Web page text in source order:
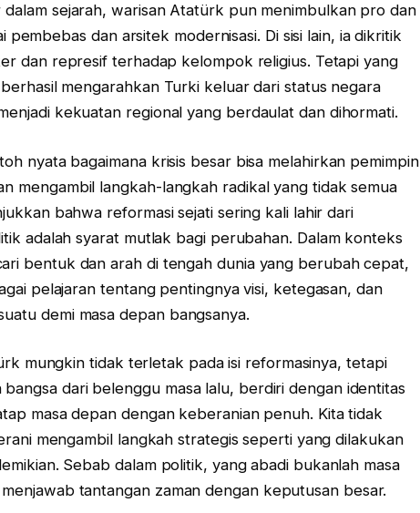
sejarah, warisan Atatürk pun menimbulkan pro dan
pembebas dan arsitek modernisasi. Di sisi lain, ia dikritik
dan represif terhadap kelompok religius. Tetapi yang
mengarahkan Turki keluar dari status negara
kekuatan regional yang berdaulat dan dihormati.
nyata bagaimana krisis besar bisa melahirkan pemimpin
mengambil langkah-langkah radikal yang tidak semua
bahwa reformasi sejati sering kali lahir dari
adalah syarat mutlak bagi perubahan. Dalam konteks
bentuk dan arah di tengah dunia yang berubah cepat,
pelajaran tentang pentingnya visi, ketegasan, dan
demi masa depan bangsanya.
mungkin tidak terletak pada isi reformasinya, tetapi
dari belenggu masa lalu, berdiri dengan identitas
masa depan dengan keberanian penuh. Kita tidak
mengambil langkah strategis seperti yang dilakukan
Sebab dalam politik, yang abadi bukanlah masa
tantangan zaman dengan keputusan besar.